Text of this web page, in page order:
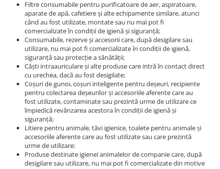
Filtre consumabile pentru purificatoare de aer, aspiratoare,
aparate de apă, cafetiere şi alte echipamente similare, atunci
când au fost utilizate, montate sau nu mai pot fi
comercializate în condiţii de igienă şi siguranţă;
Consumabile, rezerve şi accesorii care, după desigilare sau
utilizare, nu mai pot fi comercializate în condiţii de igienă,
siguranţă sau protecţie a sănătăţii;
Căşti intraauriculare şi alte produse care intră în contact direct
cu urechea, dacă au fost desigilate;
Coşuri de gunoi, coşuri inteligente pentru deşeuri, recipiente
pentru colectarea deşeurilor şi accesoriile aferente care au
fost utilizate, contaminate sau prezintă urme de utilizare ce
împiedică revânzarea acestora în condiţii de igienă şi
siguranţă;
Litiere pentru animale, tăvi igienice, toalete pentru animale și
accesoriile aferente care au fost utilizate sau care prezintă
urme de utilizare;
Produse destinate igienei animalelor de companie care, după
desigilare sau utilizare, nu mai pot fi comercializate din motive